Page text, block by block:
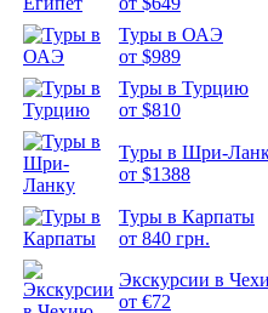
Туры в ОАЭ
от $989
Туры в Турцию
от $810
Туры в Шри-
от $1388
Туры в Карпаты
от 840 грн.
Экскурсии в
от €72